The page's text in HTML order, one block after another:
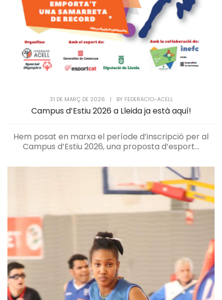
31 DE MARÇ DE 2026 | BY FEDERACIO-ACELL
Campus d’Estiu 2026 a Lleida ja està aquí!
Hem posat en marxa el període d’inscripció per al
Campus d’Estiu 2026, una proposta d’esport...